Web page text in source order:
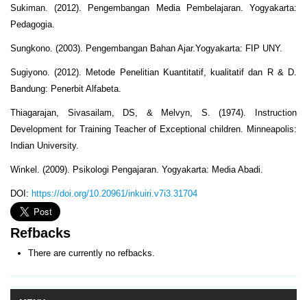
Sukiman. (2012). Pengembangan Media Pembelajaran. Yogyakarta:
Pedagogia.
Sungkono. (2003). Pengembangan Bahan Ajar.Yogyakarta: FIP UNY.
Sugiyono. (2012). Metode Penelitian Kuantitatif, kualitatif dan R & D.
Bandung: Penerbit Alfabeta.
Thiagarajan, Sivasailam, DS, & Melvyn, S. (1974). Instruction
Development for Training Teacher of Exceptional children. Minneapolis:
Indian University.
Winkel. (2009). Psikologi Pengajaran. Yogyakarta: Media Abadi.
DOI: https://doi.org/10.20961/inkuiri.v7i3.31704
Refbacks
There are currently no refbacks.